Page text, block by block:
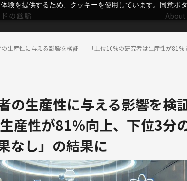
験を提供するため、クッキーを使用しています。同意ボ
About
の生産性に与える影響を検証——「上位10%の研究者は生産性が81%
の生産性に与える影響を
産性が81%向上、下位3分
なし」の結果に